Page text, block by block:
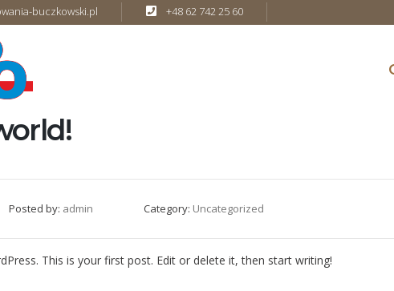
buczkowski.pl +48 62 742 25 60
Posted by: admin Category: Uncategorized
This is your first post. Edit or delete it, then start writing!